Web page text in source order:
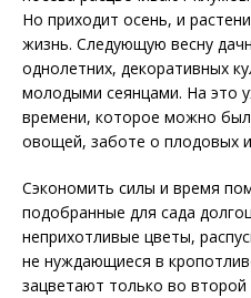
Но приходит осень, и
жизнь. Следующую весну
однолетних, декоративных
молодыми сеянцами. На это
времени, которое можно
овощей, заботе о плодовых
Сэкономить силы и время
подобранные для сада
неприхотливые цветы,
не нуждающиеся в
зацветают только во